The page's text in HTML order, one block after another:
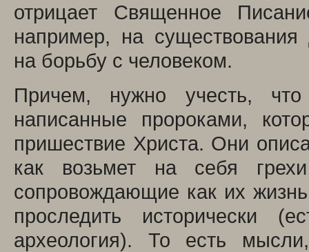
отрицает Священное
например, на
на борьбу с человеком.
Причем, нужно учесть,
написанные пророками,
пришествие Христа. Они
как возьмет на себя
сопровождающие как их
проследить исторически
археология). То есть